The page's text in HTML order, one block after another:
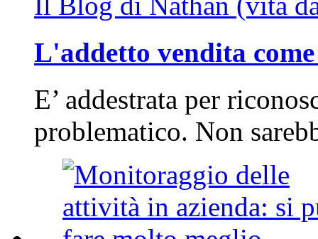
L'addetto vendita
E’ addestrata per
problematico. Non